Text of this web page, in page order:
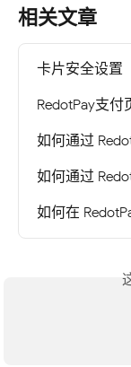
相关文章
卡片安全设置
RedotPay支付
如何通过
如何通过
如何在